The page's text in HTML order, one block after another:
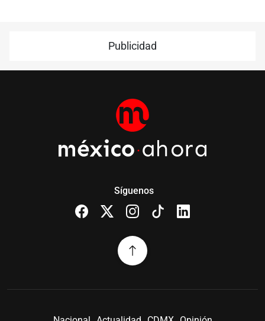
Publicidad
Síguenos